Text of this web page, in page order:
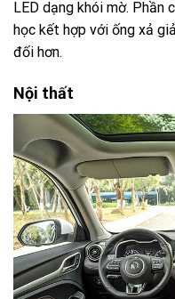
LED dạng khói mờ. Phần
học kết hợp với ống xả
đối hơn.
Nội thất